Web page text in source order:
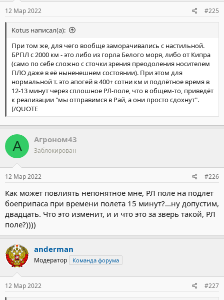
12 Мар 2022 #225
Kotus написал(а):
При том же, для чего вообще заморачивались с настильной.
БРПЛ с 2000 км - это либо из горла Белого моря, либо от Кипра
(само по себе сложно с сточки зрения преодоления носителем
ПЛО даже в её ныненешнем состоянии). При этом для
нормальной т. это апогей в 400+ сотни км и подлётное время в
12-13 минут через сплошное РЛ-поле, что в общем-то, приведёт
к реализации "мы отправимся в Рай, а они просто сдохнут".
[/QUOTE
А Агроном43
Заблокирован
12 Мар 2022 #226
Как может повлиять непонятное мне, РЛ поле на подлет
боеприпаса при времени полета 15 минут?...ну допустим,
двадцать. Что это изменит, и и что это за зверь такой, РЛ
поле?))))
anderman
Модератор Команда форума
12 Мар 2022 #227